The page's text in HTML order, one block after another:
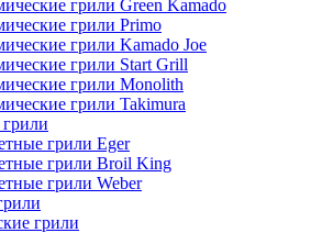
грили Green Kamado
грили Primo
грили Kamado Joe
грили Start Grill
грили Monolith
грили Takimura
грили Eger
грили Broil King
грили Weber
грили